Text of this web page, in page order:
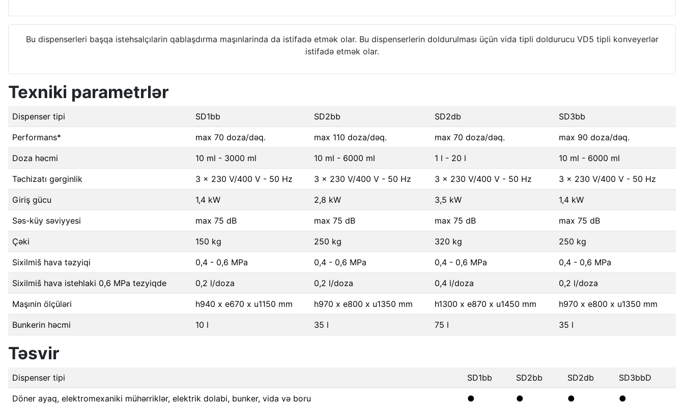
Bu dispenserleri başqa istehsalçılarin qablaşdırma maşınlarinda da istifadə etmək olar. Bu dispenserlerin doldurulması üçün vida tipli doldurucu VD5 tipli konveyerlər
istifadə etmək olar.
Texniki parametrlər
Dispenser tipi SD1bb SD2bb SD2db SD3bb
Performans* max 70 doza/dəq. max 110 doza/dəq. max 70 doza/dəq. max 90 doza/dəq.
Doza həcmi 10 ml - 3000 ml 10 ml - 6000 ml 1 l - 20 l 10 ml - 6000 ml
Təchizatı gərginlik 3 x 230 V/400 V - 50 Hz 3 x 230 V/400 V - 50 Hz 3 x 230 V/400 V - 50 Hz 3 x 230 V/400 V - 50 Hz
Giriş gücu 1,4 kW 2,8 kW 3,5 kW 1,4 kW
Səs-küy səviyyesi max 75 dB max 75 dB max 75 dB max 75 dB
Çəki 150 kg 250 kg 320 kg 250 kg
Sixilmiš hava təzyiqi 0,4 - 0,6 MPa 0,4 - 0,6 MPa 0,4 - 0,6 MPa 0,4 - 0,6 MPa
Sixilmiš hava istehlaki 0,6 MPa tezyiqde 0,2 l/doza 0,2 l/doza 0,4 l/doza 0,2 l/doza
Maşınin ölçüləri h940 x e670 x u1150 mm h970 x e800 x u1350 mm h1300 x e870 x u1450 mm h970 x e800 x u1350 mm
Bunkerin həcmi 10 l 35 l 75 l 35 l
Təsvir
Dispenser tipi SD1bb SD2bb SD2db SD3bbD
Döner ayaq, elektromexaniki mühərriklər, elektrik dolabi, bunker, vida və boru ● ● ● ●